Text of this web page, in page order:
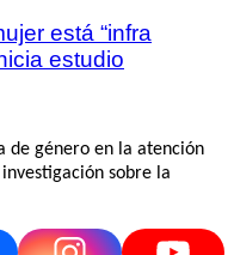
está “infra
estudio
de género en la atención
sobre la